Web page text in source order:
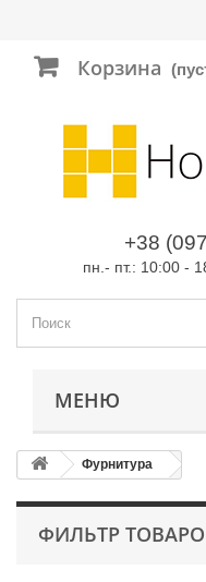
Корзина
+38
пн.- пт.: 10:00
МЕНЮ
Фурнитура
ФИЛЬТР